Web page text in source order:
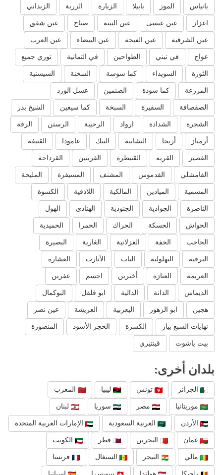
بانياس الموز بابيلا الزيارة الزربة الزبداني
اعزاز عين عيسى عين التينة صباح عين شقق
عين الشرقية عين الفيجة عين البيضاء عين العرب
عواج في تبني الطواحين في التمانية توري جميع
الثورة السويداء كما سوسة السخنة السيسنية
المزرعة كما سودة الصنمين عسل الورد
الصفصافة السفيرة السبخة كما سيعين الشيخ بدر
الشجرة الشدادة ارواد الرحيبة الرستن الرقة
أرمناز أريحا النشابية النبك عامودا القتيفة
القصير القريه القنيطرة القريتين القرداحة
القامشلي القدموس المشنف المسيفرة المليحة
المسمية الميادين المالكية اللاذقية الكسوة
الناصرة الجوادية الجنودية الهنادي الهول
الحواش الحسكة الحراك الحمرا الحميدية
الحاجب الحفة الغزلانية الغارية البصيرة
البرقية البهلولية الباب الأتارب العشاره
العريمة العنازة أخترين احسم عفرين
الديماس الدانة الدالية ابو قلقل البوكمال
هجين ابو الزهور اليعربية العريشة عين نصر
نهايات السبع بيار الكسرة الحجر الأسود المنصورة
بيت ياشوت قينتيري
بلدان أخرى:
الجزائر تونس ليبيا المغرب
موريتانيا مصر سوريا لبنان
الأردن العربية السعودية الإمارات العربية المتحدة
عمان البحرين قطر الكويت
مالي النيجر السنغال فرنسا